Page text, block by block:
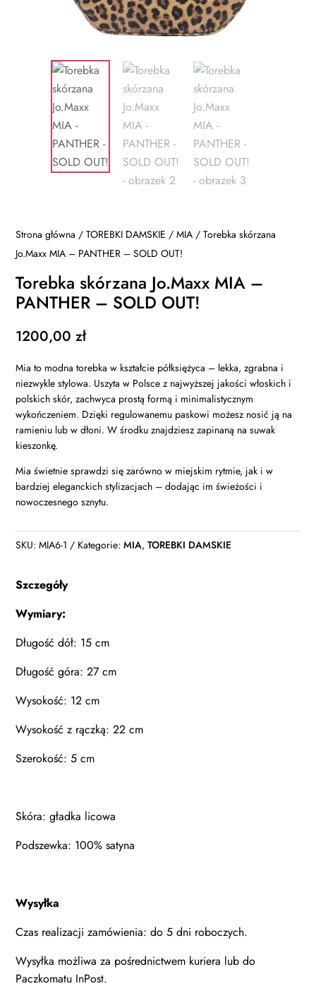
Strona główna /TOREBKI DAMSKIE /MIA / Torebka skórzana
Jo.Maxx MIA – PANTHER – SOLD OUT!
Torebka skórzana Jo.Maxx MIA –
PANTHER – SOLD OUT!
1200,00zł
Mia to modna torebka w kształcie półksiężyca – lekka, zgrabna i
niezwykle stylowa. Uszyta w Polsce z najwyższej jakości włoskich i
polskich skór, zachwyca prostą formą i minimalistycznym
wykończeniem. Dzięki regulowanemu paskowi możesz nosić ją na
ramieniu lub w dłoni. W środku znajdziesz zapinaną na suwak
kieszonkę.
Mia świetnie sprawdzi się zarówno w miejskim rytmie, jak i w
bardziej eleganckich stylizacjach – dodając im świeżości i
nowoczesnego sznytu.
SKU:MIA6-1 Kategorie:MIA,TOREBKI DAMSKIE
Szczegóły
Wymiary:
Długość dół: 15 cm
Długość góra: 27 cm
Wysokość: 12 cm
Wysokość z rączką: 22 cm
Szerokość: 5 cm
Skóra:gładka licowa
Podszewka: 100% satyna
Wysyłka
Czas realizacji zamówienia: do 5 dni roboczych.
Wysyłka możliwa za pośrednictwem kuriera lub do
Paczkomatu InPost.